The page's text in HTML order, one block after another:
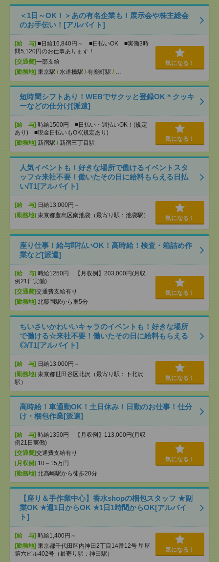
＜1日～OK！＞あの有名企業も！展示会や株主総会
のお手伝い！[アルバイト]
[給 与] ■日給16,840円～ ■日払いOK ■実働3時
間5,120円のお仕事あります！
[交通費]一部支給
[勤務地] 東京駅 / 水道橋駅 / 有楽町駅 / …
気になる！
短時間シフトあり！WEBでサクッと登録OK＊クッキ
ーなどの仕分け[派遣]
[給 与] 時給1500円 ■日払い・週払いOK！(規定
あり) ■現金日払いもOK(規定あり)
[勤務地] 新宿駅 / 新宿三丁目駅
気になる！
人気イベントも！好きな場所で働けるイベントスタ
ッフ☆来社不要！働いたその日に給料もらえる日払
い/T1[アルバイト]
[給 与] 日給13,000円～
[勤務地] 東京都豊島区南池袋（最寄り駅：池袋駅） 気になる！
座り仕事！給与即払いOK！高時給！検査・箱詰め作
業など[派遣]
[給 与] 時給1250円 【月収例】203,000円(月収
例21日実働)
[交通費]交通費支給有り
[勤務地] 北藤岡駅から車5分
気になる！
ちいさいかわいいキャラのイベントも！好きな場所
で働ける☆来社不要！働いたその日に給料もらえる
◎/T1[アルバイト]
[給 与] 日給13,000円～
[勤務地] 東京都世田谷区北沢（最寄り駅：下北沢
駅）
気になる！
高時給！車通勤OK！土日休み！日勤のお仕事！仕分
け・梱包作業[派遣]
[給 与] 時給1350円 【月収例】113,000円(月収
例21日実働)
[交通費]交通費支給有り
[月収例] 10～15万円
[勤務地] 北高崎駅から徒歩20分
気になる！
【座り＆手作業中心】香水shopの梱包スタッフ ★副
業OK ★週1日からOK ★1日1時間からOK[アルバイ
ト]
[給 与] 時給1,400円～
[勤務地] 東京都千代田区内神田2丁目14番12号 星屋
第六ビル402号（最寄り駅：神田駅）
気になる！